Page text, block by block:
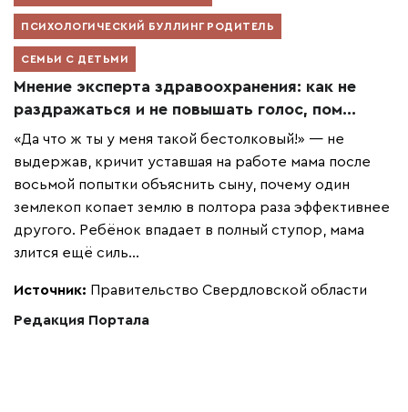
ПСИХОЛОГИЧЕСКИЙ БУЛЛИНГ РОДИТЕЛЬ
СЕМЬИ С ДЕТЬМИ
Мнение эксперта здравоохранения: как не
раздражаться и не повышать голос, пом...
«Да что ж ты у меня такой бестолковый!» — не
выдержав, кричит уставшая на работе мама после
восьмой попытки объяснить сыну, почему один
землекоп копает землю в полтора раза эффективнее
другого. Ребёнок впадает в полный ступор, мама
злится ещё силь...
Источник: Правительство Свердловской области
Редакция Портала